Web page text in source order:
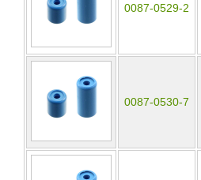
0087-0529-2
0087-0530-7